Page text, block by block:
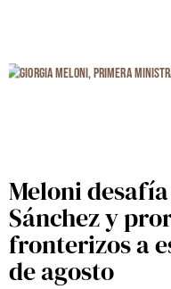
Meloni
Sánchez y
fronterizos a
de agosto